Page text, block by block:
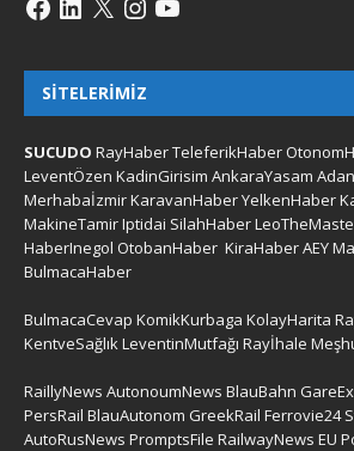
SITELERIMIZ
SUCUDO RayHaberTeleferikHaber
LeventÖzen KadinGirisim AnkaraYasam
MerhabaİzmirKaravanHaberYelkenHaber
MakineTamirIptidai SilahHaber
HaberInegol OtobanHaber KiraHaberAEY
BulmacaHaber
BulmacaCevap KomikKurbaga KolayHarita
KentveSağlıkLeventinMutfağı Rayİhale
RaillyNews AutonoumNews BlauBahn
PersRail BlauAutonom GreekRail Ferrovie24
AutoRusNews PromptsFile RailwayNews EU